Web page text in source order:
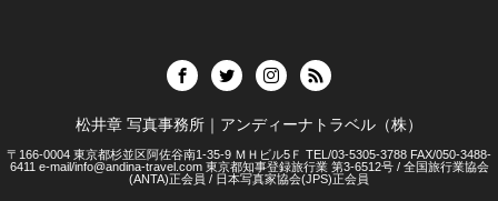
松井章 写真事務所｜アンディーナトラベル（株）
〒166-0004 東京都杉並区阿佐谷南1-35-9 ＭＨビル5Ｆ TEL/03-5305-3788 FAX/050-3488-
6411 e-mail/info@andina-travel.com 東京都知事登録旅行業 第3-6512号 / 全国旅行業協会
(ANTA)正会員 / 日本写真家協会(JPS)正会員